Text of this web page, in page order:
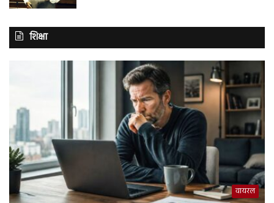
शिक्षा
वायरल